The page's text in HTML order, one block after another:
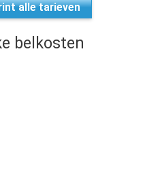
alle tarieven
belkosten